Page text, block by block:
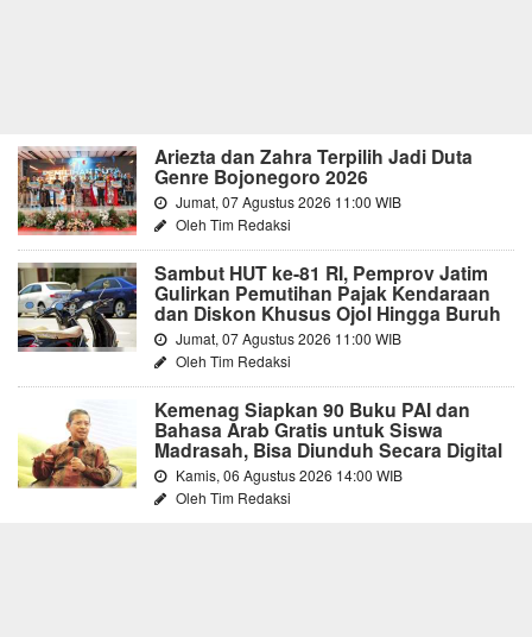
Ariezta dan Zahra Terpilih Jadi Duta
Genre Bojonegoro 2026
Jumat, 07 Agustus 2026 11:00 WIB
Oleh Tim Redaksi
Sambut HUT ke-81 RI, Pemprov Jatim
Gulirkan Pemutihan Pajak Kendaraan
dan Diskon Khusus Ojol Hingga Buruh
Jumat, 07 Agustus 2026 11:00 WIB
Oleh Tim Redaksi
Kemenag Siapkan 90 Buku PAI dan
Bahasa Arab Gratis untuk Siswa
Madrasah, Bisa Diunduh Secara Digital
Kamis, 06 Agustus 2026 14:00 WIB
Oleh Tim Redaksi